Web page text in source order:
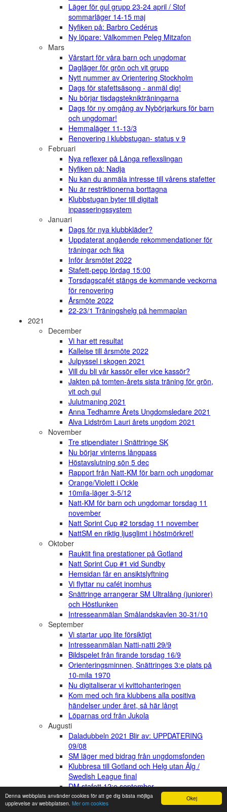
Okej
Denna webbplats använder cookies för att ge dig bästa möjliga
upplevelse av webbplatsen. Mer om cookies
Läger för gul grupp 23-24 april / Stof
sommarläger 14-15 maj
Nyfiken på: Barbro Cedérus
Ny löpare: Välkommen Peleg Mitzafon
Mars
Vårstart för våra barn och ungdomar
Dagläger för grön och vit grupp
Nytt nummer av Orientering Stockholm
Dags för stafettsäsong - anmäl dig!
Nu börjar tisdagsteknikträningarna
Dags för ny omgång av Nybörjarkurs för barn
och ungdomar!
Hemmaläger 11-13/3
Renovering i klubbstugan- status v 9
Februari
Nya reflexer på Långa reflexslingan
Nyfiken på: Nadja
Nu kan du anmäla intresse till vårens stafetter
Nu är restriktionerna borttagna
Klubbstugan byter till digitalt
inpasseringssystem
Januari
Dags för nya klubbkläder?
Uppdaterat angående rekommendationer för
träningar och fika
Inför årsmötet 2022
Stafett-pepp lördag 15:00
Torsdagscafét stängs de kommande veckorna
för renovering
Årsmöte 2022
22-23/1 Träningshelg på hemmaplan
2021
December
Vi har ett resultat
Kallelse till årsmöte 2022
Julpyssel i skogen 2021
Vill du bli vår kassör eller vice kassör?
Jakten på tomten-årets sista träning för grön,
vit och gul
Julutmaning 2021
Anna Tedhamre Årets Ungdomsledare 2021
Alva Lidström Lauri årets ungdom 2021
November
Tre stipendiater i Snättringe SK
Nu börjar vinterns långpass
Höstavslutning sön 5 dec
Rapport från Natt-KM för barn och ungdomar
Orange/Violett i Ockle
10mila-läger 3-5/12
Natt-KM för barn och ungdomar torsdag 11
november
Natt Sprint Cup #2 torsdag 11 november
NattSM en riktig ljusglimt i höstmörkret!
Oktober
Rauktit fina prestationer på Gotland
Natt Sprint Cup #1 vid Sundby
Hemsidan får en ansiktslyftning
Vi flyttar nu cafét inomhus
Snättringe arrangerar SM Ultralång (juniorer)
och Höstlunken
Intresseanmälan Smålandskavlen 30-31/10
September
Vi startar upp lite försiktigt
Intresseanmälan Natti-natti 29/9
Bildspelet från firande torsdag 16/9
Orienteringsminnen, Snättringes 3:e plats på
10-mila 1970
Nu digitaliserar vi kvittohanteringen
Kom med och fira klubbens alla positiva
händelser under året, så här långt
Löparnas ord från Jukola
Augusti
Daladubbeln 2021 Blir av: UPPDATERING
09/08
SM läger med bidrag från ungdomsfonden
Klubbresa till Gotland och Helg utan Älg /
Swedish League final
DM stafett 12:e september
Ny framgång för Simon!
Grattis Simon !!